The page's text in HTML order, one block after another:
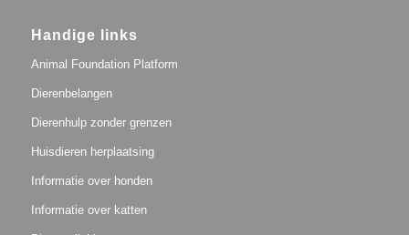
Handige links
Animal Foundation Platform
Dierenbelangen
Dierenhulp zonder grenzen
Huisdieren herplaatsing
Informatie over honden
Informatie over katten